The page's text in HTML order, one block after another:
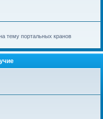
тему портальных кранов